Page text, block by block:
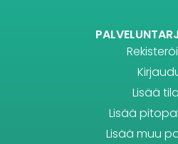
Lisää
Lisää
Lisää muu